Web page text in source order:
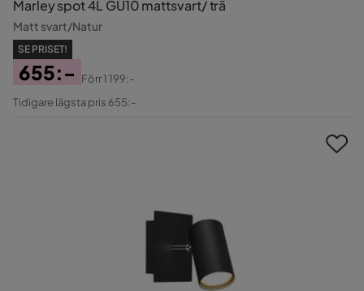
Marley spot 4L GU10 mattsvart/ trä
Matt svart/Natur
SE PRISET!
Pris
655:-
Original
Förr1 199:-
Tidigare lägsta pris 655:-